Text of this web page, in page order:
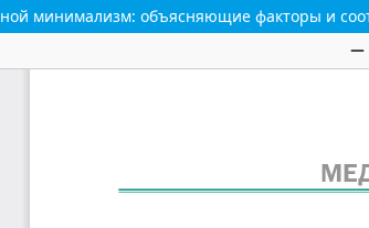
минимализм: объясняющие факторы и